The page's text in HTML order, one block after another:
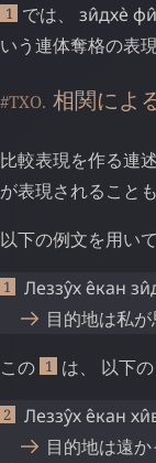
1 では、 зи̂дхѐ
いう連体奪格の表
#TXO. 相関によ
比較表現を作る連
が表現されること
以下の例文を用い
Леззу̂хе̂кан
目的地は私が
この 1 は、 以下
Леззу̂хе̂кан
目的地は遠か